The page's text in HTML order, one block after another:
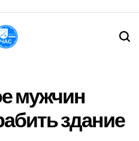
мужчин
здание